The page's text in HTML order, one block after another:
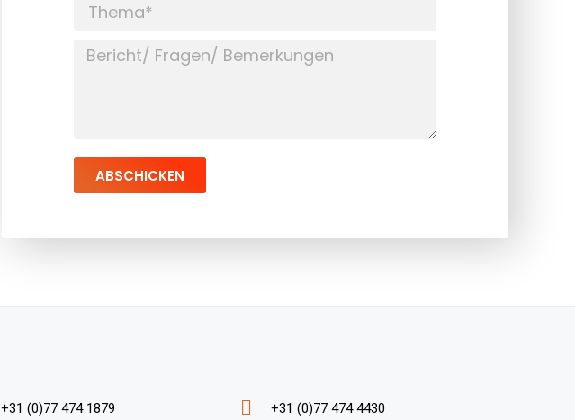
ABSCHICKEN
+31 (0)77 474 1879 +31 (0)77 474 4430